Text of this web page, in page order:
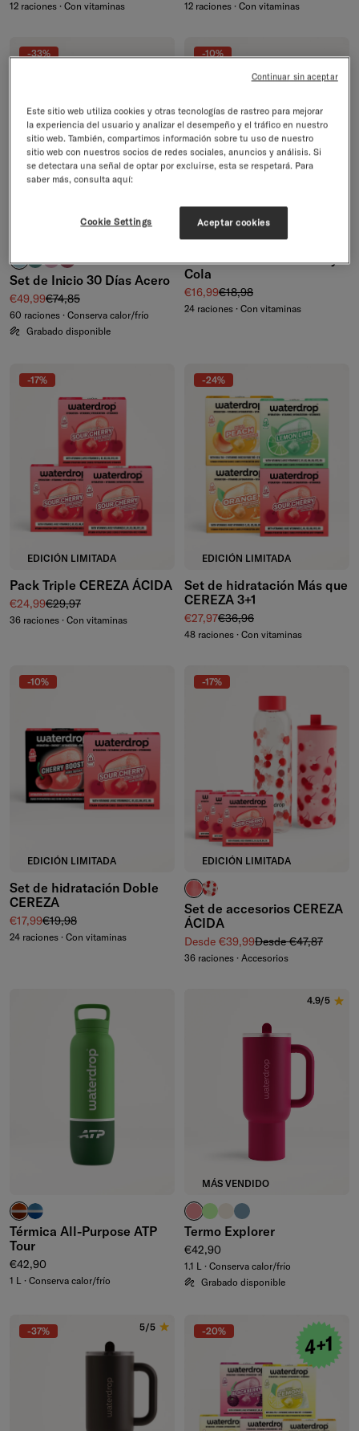
12 raciones · Con vitaminas 12 raciones · Con vitaminas
-33%
turquesa pastel
azul petróleo
rosa pastel
rosa
+5
Set de Inicio 30 Días Acero
Precio de venta
€49,99Precio normal
€74,85
60 raciones · Conserva calor/frío
Grabado disponible
-10%
EDICIÓN LIMITADA
Set de hidratación Cherry
Cola
Precio de venta
€16,99Precio normal
€18,98
24 raciones · Con vitaminas
-17%
EDICIÓN LIMITADA
Pack Triple CEREZA ÁCIDA
Precio de venta
€24,99Precio normal
€29,97
36 raciones · Con vitaminas
-24%
EDICIÓN LIMITADA
Set de hidratación Más que
CEREZA 3+1
Precio de venta
€27,97Precio normal
€36,96
48 raciones · Con vitaminas
-10%
EDICIÓN LIMITADA
Set de hidratación Doble
CEREZA
Precio de venta
€17,99Precio normal
€19,98
24 raciones · Con vitaminas
-17%
EDICIÓN LIMITADA
vasos estriados
botella de vidrio
Set de accesorios CEREZA
ÁCIDA
Precio de venta
Desde €39,99Precio normal
Desde €47,87
36 raciones · Accesorios
rojo arcilla
azul intenso
Térmica All-Purpose ATP
Tour
Precio normal
€42,90
1 L · Conserva calor/frío
MÁS VENDIDO
4.9/5
rosa pálido
verde waterdrop®
marfilazul ceniza
Termo Explorer
Precio normal
€42,90
1.1 L · Conserva calor/frío
Grabado disponible
-37% 5/5 -20%
Este sitio web utiliza cookies y otras tecnologías de rastreo para mejorar
la experiencia del usuario y analizar el desempeño y el tráfico en nuestro
sitio web. También, compartimos información sobre tu uso de nuestro
sitio web con nuestros socios de redes sociales, anuncios y análisis. Si
se detectara una señal de optar por excluirse, esta se respetará. Para
saber más, consulta aquí:
Aceptar cookies
Cookie Settings
Continuar sin aceptar